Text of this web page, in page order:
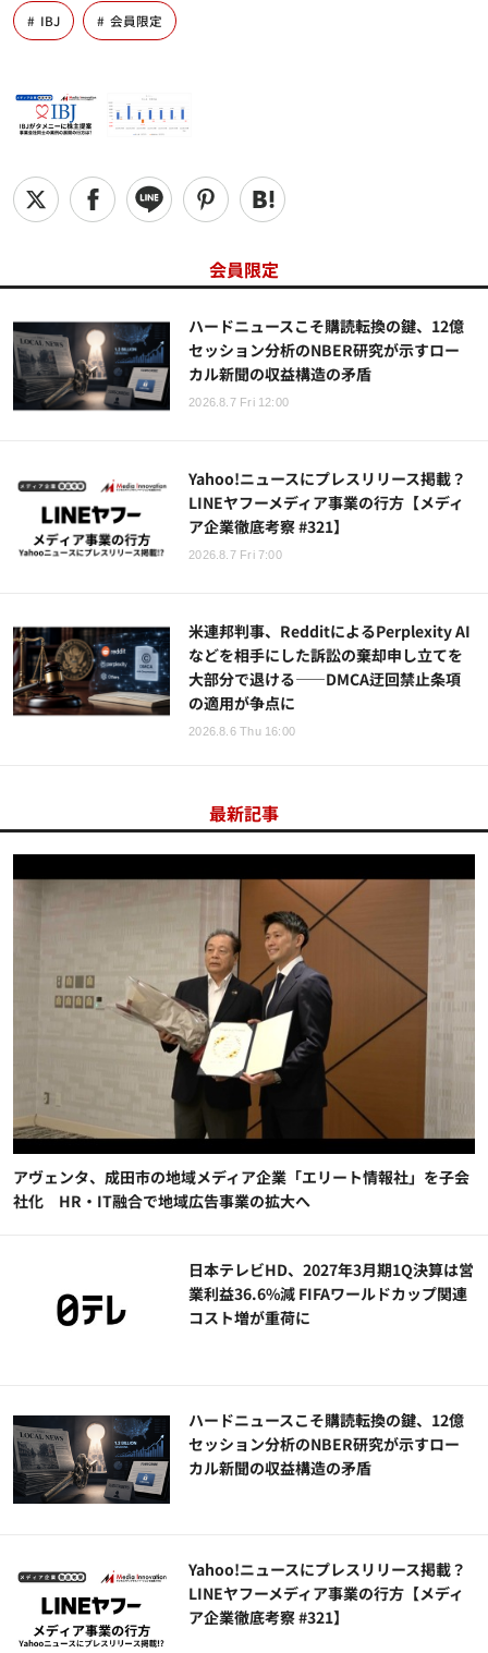
IBJ 会員限定
会員限定
ハードニュースこそ購読転換の鍵、12億
セッション分析のNBER研究が示すロー
カル新聞の収益構造の矛盾
2026.8.7 Fri 12:00
Yahoo!ニュースにプレスリリース掲載？
LINEヤフーメディア事業の行方【メディ
ア企業徹底考察 #321】
2026.8.7 Fri 7:00
米連邦判事、RedditによるPerplexity AI
などを相手にした訴訟の棄却申し立てを
大部分で退ける——DMCA迂回禁止条項
の適用が争点に
2026.8.6 Thu 16:00
最新記事
アヴェンタ、成田市の地域メディア企業「エリート情報社」を子会
社化 HR・IT融合で地域広告事業の拡大へ
日本テレビHD、2027年3月期1Q決算は営
業利益36.6%減 FIFAワールドカップ関連
コスト増が重荷に
ハードニュースこそ購読転換の鍵、12億
セッション分析のNBER研究が示すロー
カル新聞の収益構造の矛盾
Yahoo!ニュースにプレスリリース掲載？
LINEヤフーメディア事業の行方【メディ
ア企業徹底考察 #321】